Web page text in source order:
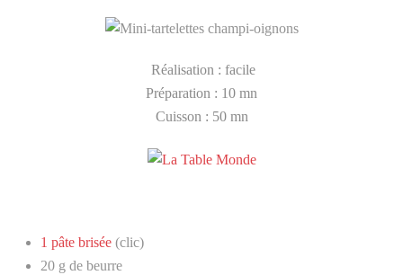
Réalisation : facile
Préparation : 10 mn
Cuisson : 50 mn
1 pâte brisée (clic)
20 g de beurre